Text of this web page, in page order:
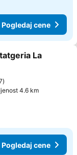
Pogledaj cene
La
4.6 km
Pogledaj cene